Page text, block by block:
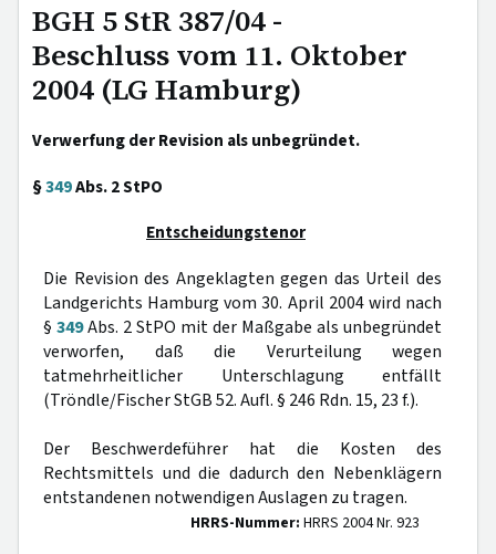
BGH 5 StR 387/04 -
Beschluss vom 11. Oktober
2004 (LG Hamburg)
Verwerfung der Revision als unbegründet.
§349Abs. 2 StPO
Entscheidungstenor
Die Revision des Angeklagten gegen das Urteil des
Landgerichts Hamburg vom 30. April 2004 wird nach
§ 349Abs. 2 StPO mit der Maßgabe als unbegründet
verworfen, daß die Verurteilung wegen
tatmehrheitlicher Unterschlagung entfällt
(Tröndle/Fischer StGB 52. Aufl. § 246 Rdn. 15, 23 f.).
Der Beschwerdeführer hat die Kosten des
Rechtsmittels und die dadurch den Nebenklägern
entstandenen notwendigen Auslagen zu tragen.
HRRS-Nummer: HRRS 2004 Nr. 923